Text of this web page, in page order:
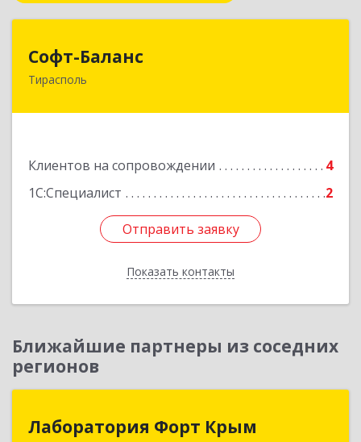
Софт-Баланс
Тирасполь
Клиентов на сопровождении
4
1С:Специалист
2
Отправить заявку
Показать контакты
Подробнее
Отправить заявку
Назад
Ближайшие партнеры из соседних
регионов
Лаборатория Форт Крым